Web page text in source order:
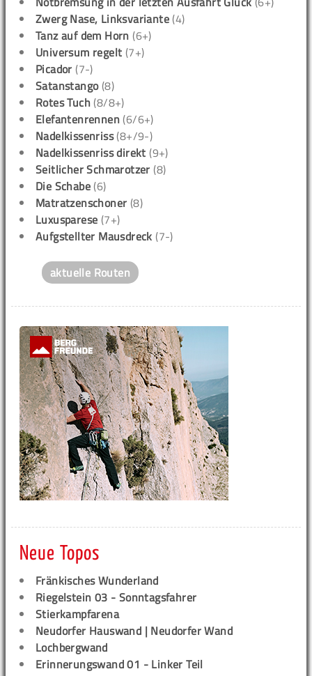
Zwerg Nase, Linksvariante (4)
Tanz auf dem Horn (6+)
Universum regelt (7+)
Picador (7-)
Satanstango(8)
Rotes Tuch (8/8+)
Elefantenrennen (6/6+)
Nadelkissenriss(8+/9-)
Nadelkissenriss direkt (9+)
Seitlicher Schmarotzer (8)
Die Schabe (6)
Matratzenschoner (8)
Luxusparese (7+)
Aufgstellter Mausdreck (7-)
aktuelle Routen
Neue Topos
Fränkisches Wunderland
Riegelstein 03 - Sonntagsfahrer
Stierkampfarena
Neudorfer Hauswand | Neudorfer Wand
Lochbergwand
Erinnerungswand 01 - Linker Teil